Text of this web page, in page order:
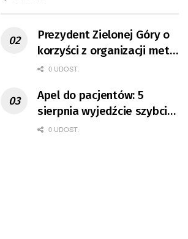
Prezydent Zielonej Góry o
korzyści z organizacji mety
Tour de Pologne
0 UDOST.
Apel do pacjentów: 5
sierpnia wyjedźcie szybciej
z domów
0 UDOST.